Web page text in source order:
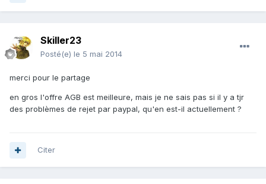
Skiller23
Posté(e) le 5 mai 2014
merci pour le partage
en gros l'offre AGB est meilleure, mais je ne sais pas si il y a tjr
des problèmes de rejet par paypal, qu'en est-il actuellement ?
Citer